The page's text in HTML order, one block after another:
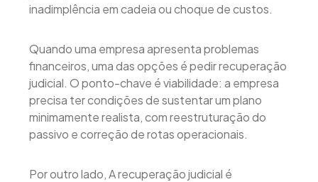
inadimplência em cadeia ou choque de custos.
Quando uma empresa apresenta problemas
financeiros, uma das opções é pedir recuperação
judicial. O ponto-chave é viabilidade: a empresa
precisa ter condições de sustentar um plano
minimamente realista, com reestruturação do
passivo e correção de rotas operacionais.
Por outro lado, A recuperação judicial é